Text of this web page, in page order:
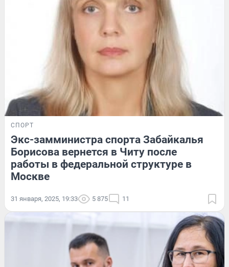
СПОРТ
Экс-замминистра спорта Забайкалья
Борисова вернется в Читу после
работы в федеральной структуре в
Москве
31 января, 2025, 19:33 5 875 11